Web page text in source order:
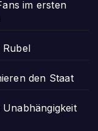
im ersten
den Staat